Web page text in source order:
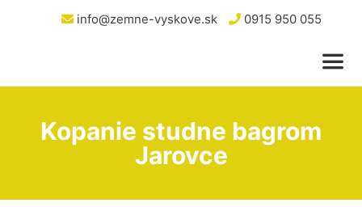
info@zemne-vyskove.sk 0915 950 055
Kopanie studne bagrom
Jarovce